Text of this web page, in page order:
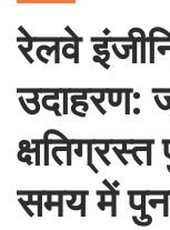
रेलवे
उदाहरण:
समय में